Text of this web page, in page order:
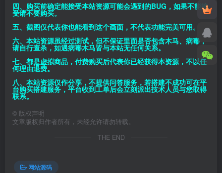
四、购买前确定能接受本站资源可能会遇到的BUG，如果不能接
受请不要购买。
五、截图仅代表你也能看到这个画面，不代表功能完美可用。
六、本站资源虽经过测试，但不保证里面是否包含木马、病毒，
请自行查杀，如遇病毒木马皆与本站无任何关系。
七、都是虚拟商品，付费购买后代表你已经获得本资源，不以任
何理由退费。
八、本站资源仅作分享，不提供问答服务，若搭建不成功可在平
台购买搭建服务，平台收到工单后会立刻派出技术人员与您取得
联系。
© 版权声明
文章版权归作者所有，未经允许请勿转载。
THE END
网站源码